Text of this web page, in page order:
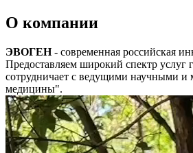
О компании
ЭВОГЕН- современная российская
Предоставляем широкий спектр услуг
сотрудничает с ведущими научными
медицины".